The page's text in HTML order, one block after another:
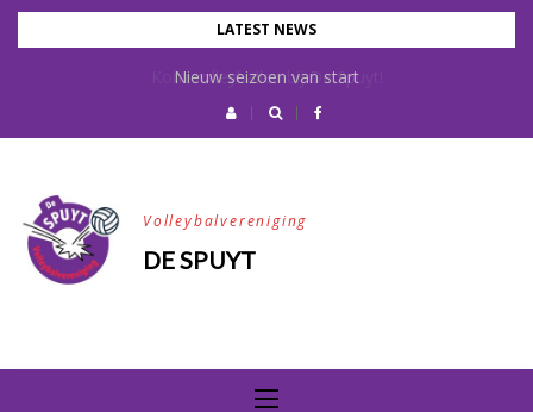
Skip
LATEST NEWS
Kom volleyballen bij De Spuyt!
Nieuw seizoen van start
Volleybalvereniging
DE SPUYT